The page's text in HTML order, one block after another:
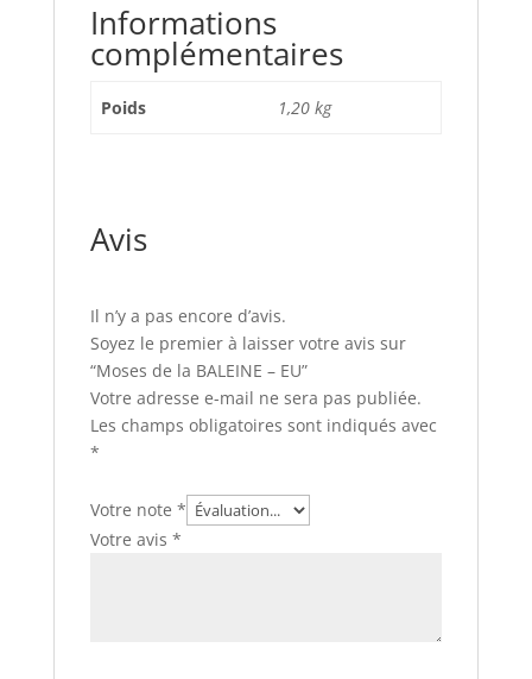
Informations
complémentaires
Poids 1,20 kg
Avis
Il n’y a pas encore d’avis.
Soyez le premier à laisser votre avis sur
“Moses de la BALEINE – EU”
Votre adresse e-mail ne sera pas publiée.
Les champs obligatoires sont indiqués avec
*
Votre note *
Votre avis *